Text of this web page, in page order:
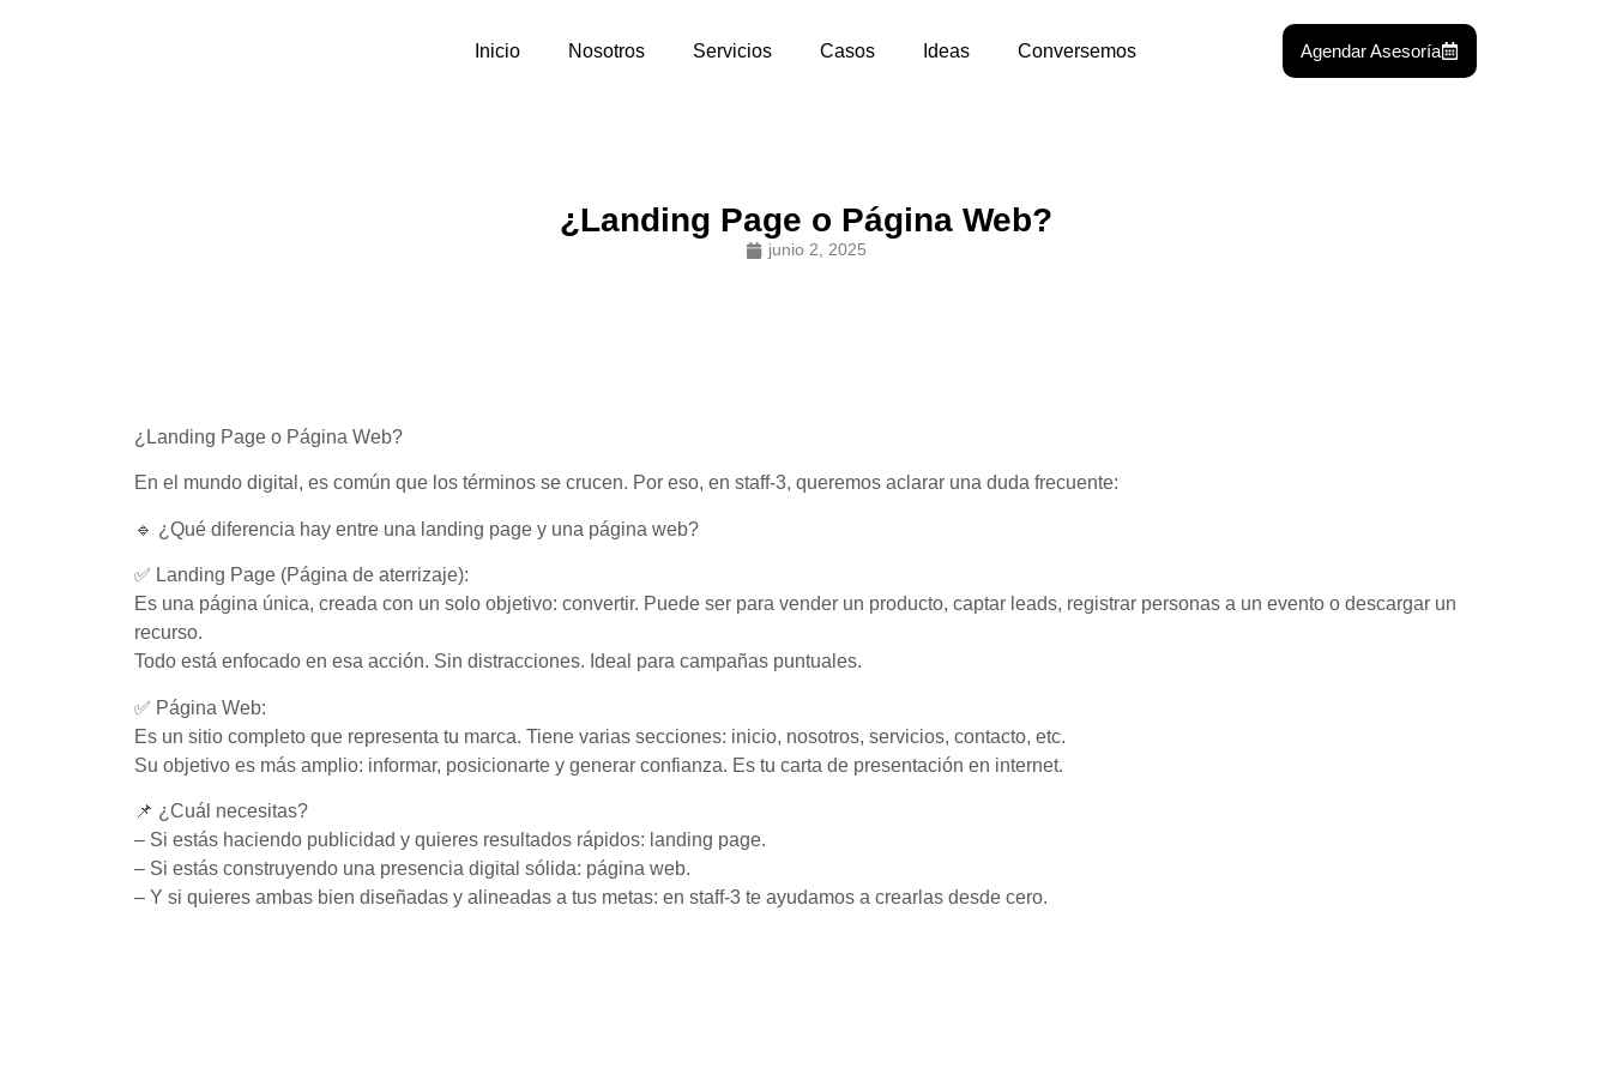
Inicio Nosotros Servicios Casos Ideas Conversemos Agendar Asesoría
¿Landing Page o Página Web?
junio 2, 2025
¿Landing Page o Página Web?
En el mundo digital, es común que los términos se crucen. Por eso, en staff-3, queremos aclarar una duda frecuente:
🔹 ¿Qué diferencia hay entre una landing page y una página web?
✅ Landing Page (Página de aterrizaje):
Es una página única, creada con un solo objetivo: convertir. Puede ser para vender un producto, captar leads, registrar personas a un evento o descargar un
recurso.
Todo está enfocado en esa acción. Sin distracciones. Ideal para campañas puntuales.
✅ Página Web:
Es un sitio completo que representa tu marca. Tiene varias secciones: inicio, nosotros, servicios, contacto, etc.
Su objetivo es más amplio: informar, posicionarte y generar confianza. Es tu carta de presentación en internet.
📌 ¿Cuál necesitas?
– Si estás haciendo publicidad y quieres resultados rápidos: landing page.
– Si estás construyendo una presencia digital sólida: página web.
– Y si quieres ambas bien diseñadas y alineadas a tus metas: en staff-3 te ayudamos a crearlas desde cero.